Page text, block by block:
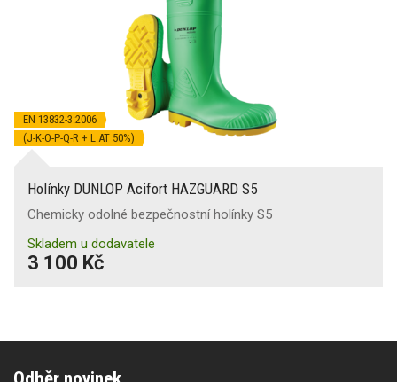
EN 13832-3:2006
(J-K-O-P-Q-R + L AT 50%)
Holínky DUNLOP Acifort HAZGUARD S5
Chemicky odolné bezpečnostní holínky S5
Skladem u dodavatele
3 100 Kč